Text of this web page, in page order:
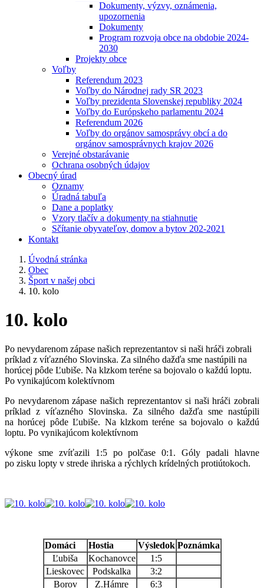
Dokumenty, výzvy, oznámenia,
upozornenia
Dokumenty
Program rozvoja obce na obdobie 2024-
2030
Projekty obce
Voľby
Referendum 2023
Voľby do Národnej rady SR 2023
Voľby prezidenta Slovenskej republiky 2024
Voľby do Európskeho parlamentu 2024
Referendum 2026
Voľby do orgánov samosprávy obcí a do
orgánov samosprávnych krajov 2026
Verejné obstarávanie
Ochrana osobných údajov
Obecný úrad
Oznamy
Úradná tabuľa
Dane a poplatky
Vzory tlačív a dokumenty na stiahnutie
Sčítanie obyvateľov, domov a bytov 202-2021
Kontakt
Úvodná stránka
Obec
Šport v našej obci
10. kolo
10. kolo
Po nevydarenom zápase našich reprezentantov si naši hráči zobrali
príklad z víťazného Slovinska. Za silného dažďa sme nastúpili na
horúcej pôde Ľubiše. Na klzkom teréne sa bojovalo o každú loptu.
Po vynikajúcom kolektívnom
Po nevydarenom zápase našich reprezentantov si naši hráči zobrali
príklad z víťazného Slovinska. Za silného dažďa sme nastúpili
na horúcej pôde Ľubiše. Na klzkom teréne sa bojovalo o každú
loptu. Po vynikajúcom kolektívnom
výkone sme zvíťazili 1:5 po polčase 0:1. Góly padali hlavne
po zisku lopty v strede ihriska a rýchlych krídelných protiútokoch.
Domáci Hostia Výsledok Poznámka
Ľubiša
Kochanovce
1:5
Lieskovec
Podskalka
3:2
Borov
Z.Hámre 6:3